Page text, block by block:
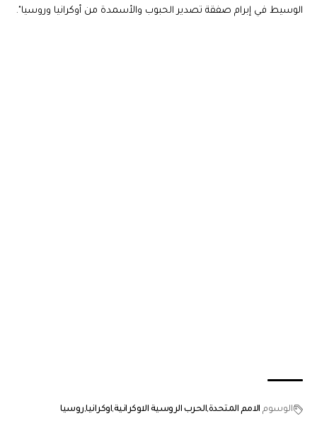
الوسيط في إبرام صفقة تصدير الحبوب والأسمدة من أوكرانيا وروسيا".
الوسوم الامم المتحدةالحرب الروسية الاوكرانيةاوكرانيا روسيا